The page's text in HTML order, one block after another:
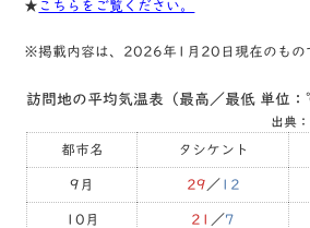
★ こちらをご覧ください。
※掲載内容は、2026年1月20日現在のもの
訪問地の平均気温表（最高／最低 単位：
出典
都市名 タシケント
9月 29 ／ 12
10月 21 ／7